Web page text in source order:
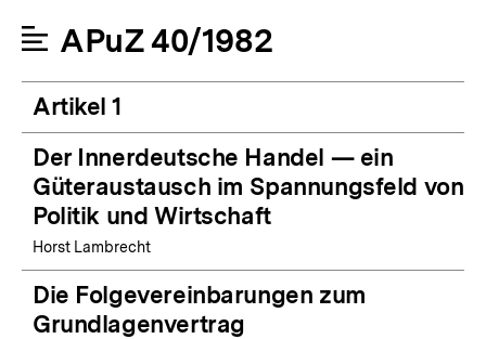
APuZ 40/1982
Artikel 1
Der Innerdeutsche Handel — ein
Güteraustausch im Spannungsfeld von
Politik und Wirtschaft
Horst Lambrecht
Die Folgevereinbarungen zum
Grundlagenvertrag